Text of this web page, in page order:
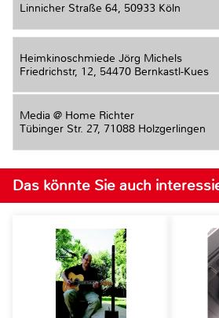
Linnicher Straße 64, 50933 Köln
Heimkinoschmiede Jörg Michels
Friedrichstr, 12, 54470 Bernkastl-Kues
Media @ Home Richter
Tübinger Str. 27, 71088 Holzgerlingen
Das könnte Sie auch